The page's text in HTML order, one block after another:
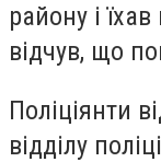
району і
відчув, що
Поліціянти
відділу